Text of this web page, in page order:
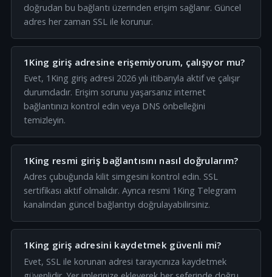
doğrudan bu bağlantı üzerinden erişim sağlanır. Güncel
adres her zaman SSL ile korunur.
1King giriş adresine erişemiyorum, çalışıyor mu?
Evet, 1King giriş adresi 2026 yılı itibarıyla aktif ve çalışır
durumdadır. Erişim sorunu yaşarsanız internet
bağlantınızı kontrol edin veya DNS önbelleğini
temizleyin.
1King resmi giriş bağlantısını nasıl doğrularım?
Adres çubuğunda kilit simgesini kontrol edin. SSL
sertifikası aktif olmalıdır. Ayrıca resmi 1King Telegram
kanalından güncel bağlantıyı doğrulayabilirsiniz.
1King giriş adresini kaydetmek güvenli mi?
Evet, SSL ile korunan adresi tarayıcınıza kaydetmek